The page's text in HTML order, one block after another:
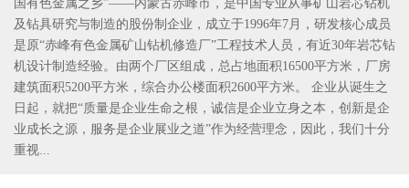
2
国有色金属之乡”——内蒙古赤峰市，是中国专业从事矿山岩芯钻机
及钻具研究与制造的股份制企业，成立于1996年7月，研发核心成员
是原“赤峰有色金属矿山钻机修造厂”工程技术人员，有近30年岩芯钻
机设计制造经验。由两个厂区组成，总占地面积16500平方米，厂房
建筑面积5200平方米，综合办公楼面积2600平方米。 企业从诞生之
日起，就把“质量是企业生命之根，诚信是企业立身之本，创新是企
业成长之源，服务是企业展业之道”作为经营理念，因此，我们十分
重视...